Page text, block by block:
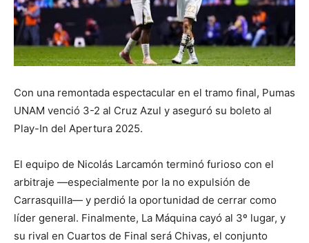
Con una remontada espectacular en el tramo final, Pumas
UNAM venció 3-2 al Cruz Azul y aseguró su boleto al
Play-In del Apertura 2025.
El equipo de Nicolás Larcamón terminó furioso con el
arbitraje —especialmente por la no expulsión de
Carrasquilla— y perdió la oportunidad de cerrar como
líder general. Finalmente, La Máquina cayó al 3º lugar, y
su rival en Cuartos de Final será Chivas, el conjunto